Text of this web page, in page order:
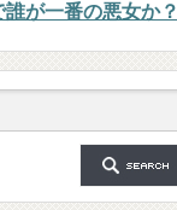
誰が一番の悪女か？